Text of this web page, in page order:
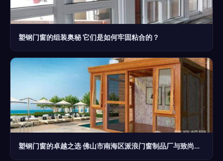
塑钢门窗的组装奥秘 它们是如何牢固粘合的？
塑钢门窗的卓越之选 佛山市南海区派浪门窗制品厂与致尚门窗品牌解析